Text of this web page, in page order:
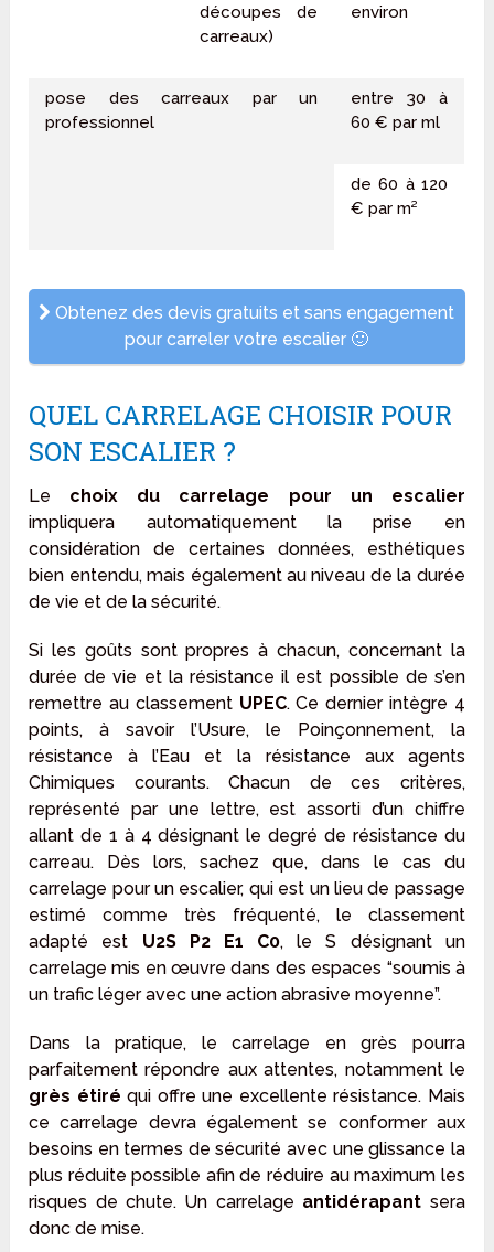
découpes de
carreaux)
environ
pose des carreaux par un
professionnel
entre 30 à
60 € par ml
de 60 à 120
€ par m²
Obtenez des devis gratuits et sans engagement
pour carreler votre escalier 🙂
QUEL CARRELAGE CHOISIR POUR
SON ESCALIER ?
Le choix du carrelage pour un escalier
impliquera automatiquement la prise en
considération de certaines données, esthétiques
bien entendu, mais également au niveau de la durée
de vie et de la sécurité.
Si les goûts sont propres à chacun, concernant la
durée de vie et la résistance il est possible de s’en
remettre au classement UPEC. Ce dernier intègre 4
points, à savoir l’Usure, le Poinçonnement, la
résistance à l’Eau et la résistance aux agents
Chimiques courants. Chacun de ces critères,
représenté par une lettre, est assorti d’un chiffre
allant de 1 à 4 désignant le degré de résistance du
carreau. Dès lors, sachez que, dans le cas du
carrelage pour un escalier, qui est un lieu de passage
estimé comme très fréquenté, le classement
adapté est U2S P2 E1 C0, le S désignant un
carrelage mis en œuvre dans des espaces “soumis à
un trafic léger avec une action abrasive moyenne”.
Dans la pratique, le carrelage en grès pourra
parfaitement répondre aux attentes, notamment le
grès étiré qui offre une excellente résistance. Mais
ce carrelage devra également se conformer aux
besoins en termes de sécurité avec une glissance la
plus réduite possible afin de réduire au maximum les
risques de chute. Un carrelage antidérapant sera
donc de mise.